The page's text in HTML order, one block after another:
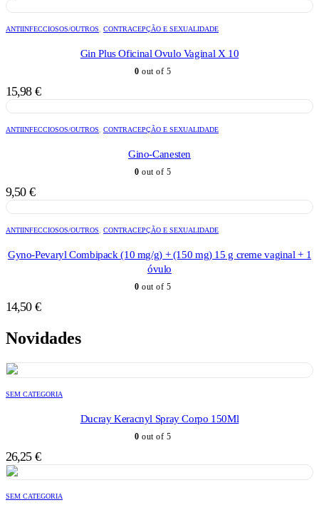
ANTIINFECCIOSOS/OUTROS CONTRACEPÇÃO E SEXUALIDADE
Gin Plus Oficinal Ovulo Vaginal X 10
0 out of 5
15,98 €
ANTIINFECCIOSOS/OUTROS CONTRACEPÇÃO E SEXUALIDADE
Gino-Canesten
0 out of 5
9,50 €
ANTIINFECCIOSOS/OUTROS CONTRACEPÇÃO E SEXUALIDADE
Gyno-Pevaryl Combipack (10 mg/g) + (150 mg) 15 g creme vaginal + 1
óvulo
0 out of 5
14,50 €
Novidades
SEM CATEGORIA
Ducray Keracnyl Spray Corpo 150Ml
0 out of 5
26,25 €
SEM CATEGORIA